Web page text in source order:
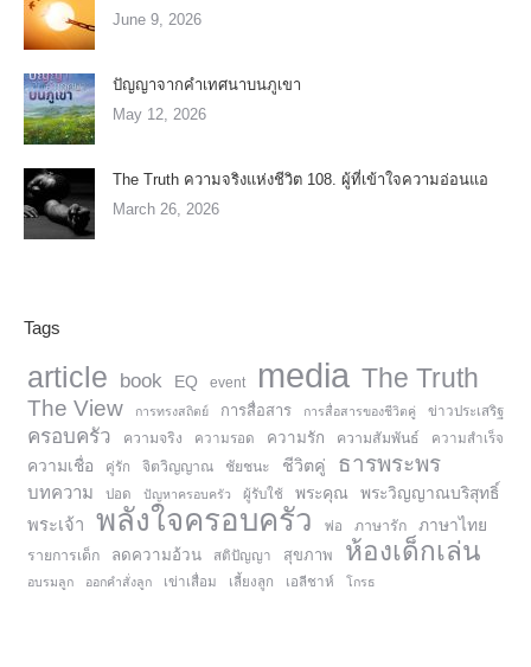
June 9, 2026
ปัญญาจากคำเทศนาบนภูเขา
May 12, 2026
The Truth ความจริงแห่งชีวิต 108. ผู้ที่เข้าใจความอ่อนแอ
March 26, 2026
Tags
article book EQ event media The Truth
The View การทรงสถิตย์ การสื่อสาร การสื่อสารของชีวิตคู่ ข่าวประเสริฐ
ครอบครัว ความจริง ความรอด ความรัก ความสัมพันธ์ ความสำเร็จ
ความเชื่อ คู่รัก จิตวิญญาณ ชัยชนะ ชีวิตคู่ ธารพระพร
บทความ ปอด ปัญหาครอบครัว ผู้รับใช้ พระคุณ
พระวิญญาณบริสุทธิ์
พระเจ้า
พลังใจครอบครัว พ่อ ภาษารัก ภาษาไทย
รายการเด็ก ลดความอ้วน สติปัญญา สุขภาพ ห้องเด็กเล่น
อบรมลูก ออกคำสั่งลูก เข่าเสื่อม เลี้ยงลูก เอลีชาห์ โกรธ